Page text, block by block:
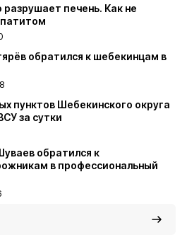
разрушает печень. Как не
обратился к шебекинцам в
пунктов Шебекинского округа
за сутки
обратился к
в профессиональный